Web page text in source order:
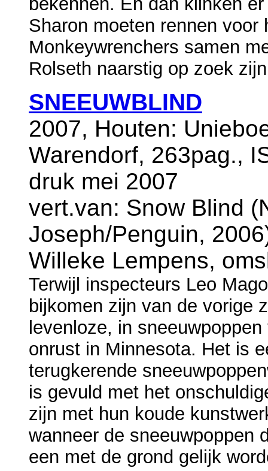
Sharon moeten rennen
Monkeywrenchers samen
Rolseth naarstig op zoek
SNEEUWBLIND
2007, Houten:
Warendorf, 263pag.,
druk mei 2007
vert.van: Snow Blind
Joseph/Penguin,
Willeke Lempens,
Terwijl inspecteurs Leo
bijkomen zijn van de vorige
levenloze, in
onrust in Minnesota. Het is
terugkerende
is gevuld met het
zijn met hun koude
wanneer de sneeuwpoppen
een met de grond gelijk